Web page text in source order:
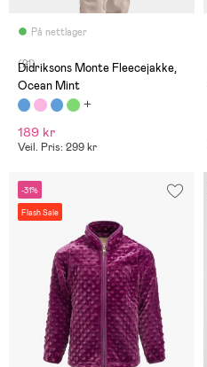
På nettlager
(21)
Didriksons Monte Fleecejakke,
Ocean Mint
189 kr
Veil. Pris: 299 kr
-31%
Flash Sale